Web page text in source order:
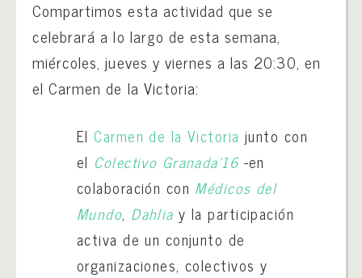
Compartimos esta actividad que se
celebrará a lo largo de esta semana,
miércoles, jueves y viernes a las 20:30, en
el Carmen de la Victoria:
ElCarmen de la Victoria junto con
el Colectivo Granada’16-en
colaboración con Médicos del
Mundo, Dahlia y la participación
activa de un conjunto de
organizaciones, colectivos y